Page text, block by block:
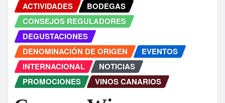
ACTIVIDADES
BODEGAS
CONSEJOS REGULADORES
DEGUSTACIONES
DENOMINACIÓN DE ORIGEN
EVENTOS
INTERNACIONAL
NOTICIAS
PROMOCIONES
VINOS CANARIOS